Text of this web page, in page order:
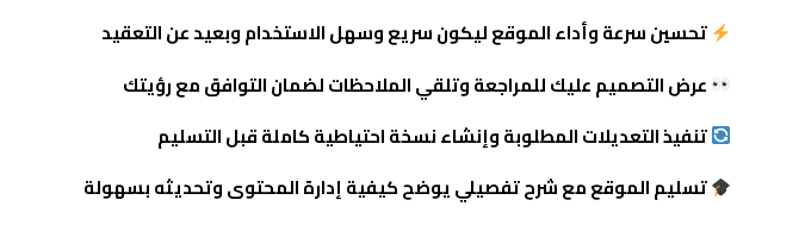
تحسين سرعة وأداء الموقع ليكون سريع وسهل الاستخدام وبعيد عن التعقيد
عرض التصميم عليك للمراجعة وتلقي الملاحظات لضمان التوافق مع رؤيتك
تنفيذ التعديلات المطلوبة وإنشاء نسخة احتياطية كاملة قبل التسليم
تسليم الموقع مع شرح تفصيلي يوضح كيفية إدارة المحتوى وتحديثه بسهولة